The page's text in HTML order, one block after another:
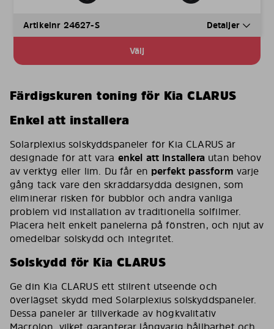
Artikelnr 24627-S Detaljer
Välj
Färdigskuren toning för Kia CLARUS
Enkel att installera
Solarplexius solskyddspaneler för Kia CLARUS är
designade för att vara enkel att installerautan behov
av verktyg eller lim. Du får en perfekt passform varje
gång tack vare den skräddarsydda designen, som
eliminerar risken för bubblor och andra vanliga
problem vid installation av traditionella solfilmer.
Placera helt enkelt panelerna på fönstren, och njut av
omedelbar solskydd och integritet.
Solskydd för Kia CLARUS
Ge din Kia CLARUS ett stilrent utseende och
överlägset skydd med Solarplexius solskyddspaneler.
Dessa paneler är tillverkade av högkvalitativ